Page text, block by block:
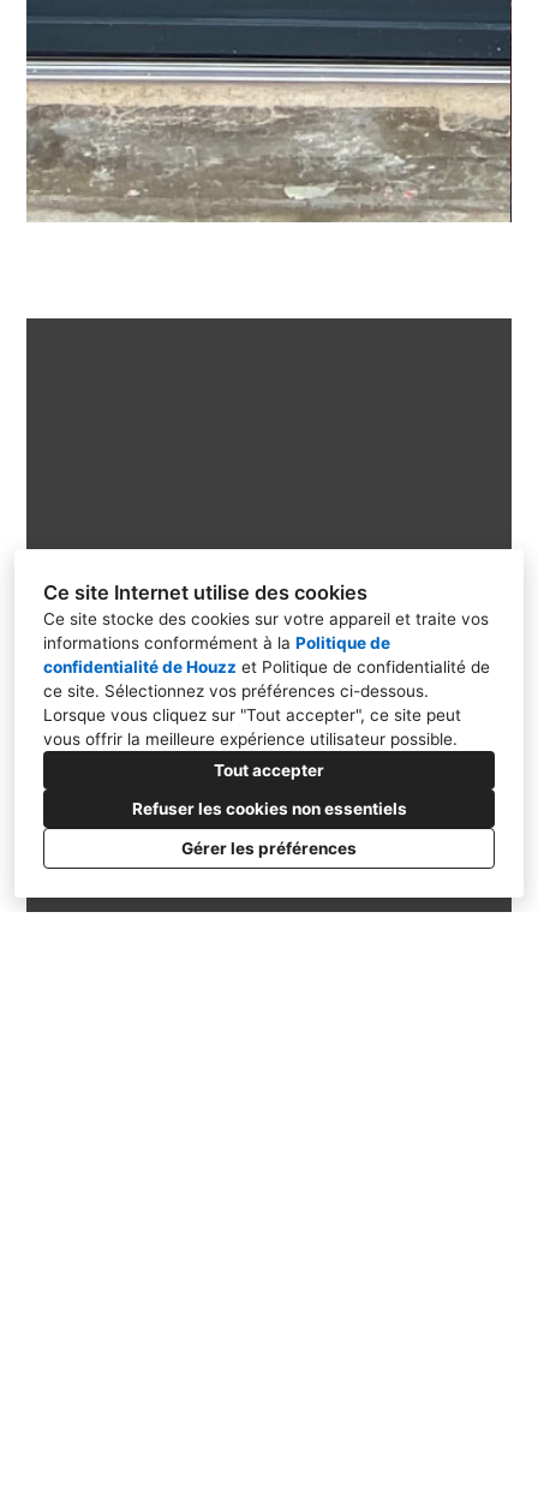
Ce site Internet utilise des cookies
Ce site stocke des cookies sur votre appareil et traite vos
informations conformément à la Politique de
confidentialité de Houzz et Politique de confidentialité de
ce site. Sélectionnez vos préférences ci-dessous.
Lorsque vous cliquez sur "Tout accepter", ce site peut
vous offrir la meilleure expérience utilisateur possible.
Tout accepter
Refuser les cookies non essentiels
Gérer les préférences
NOTRE MISSION
Créer un lieu de vie qui vous
ressemble